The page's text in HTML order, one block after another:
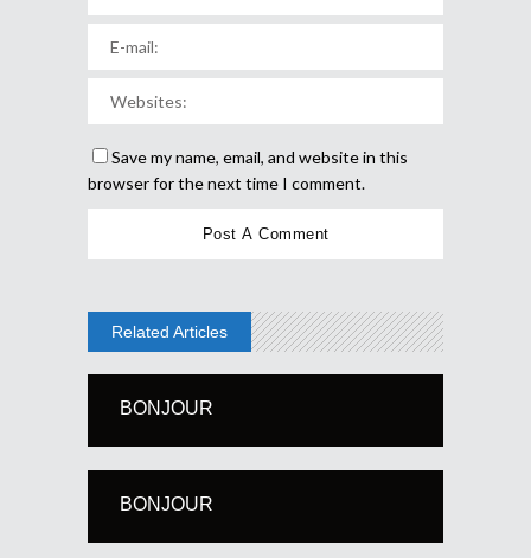
Save my name, email, and website in this
browser for the next time I comment.
Related Articles
BONJOUR
BONJOUR